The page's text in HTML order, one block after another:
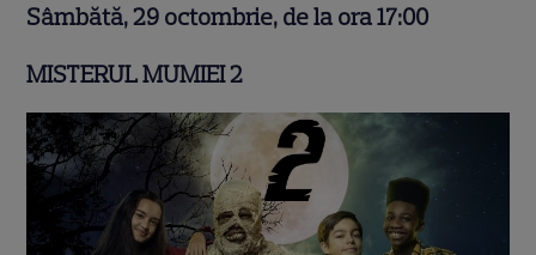
Sâmbătă, 29 octombrie, de la ora 17:00
MISTERUL MUMIEI 2